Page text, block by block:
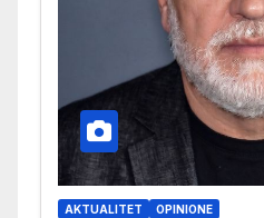
AKTUALITET OPINIONE